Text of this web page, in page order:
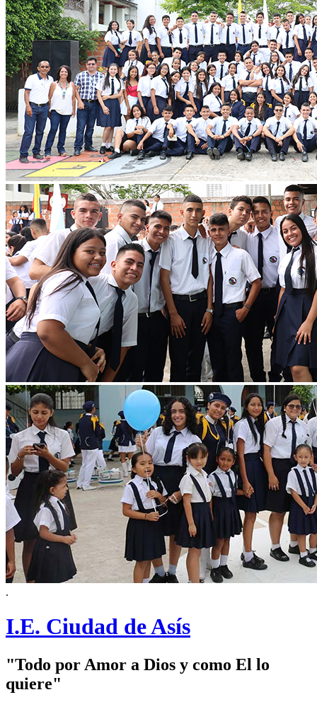
.
I.E. Ciudad de Asís
"Todo por Amor a Dios y como El lo
quiere"